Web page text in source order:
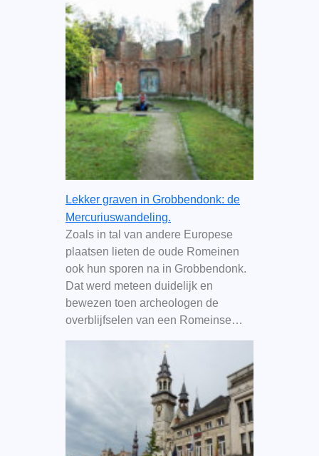
Lekker graven in Grobbendonk: de
Mercuriuswandeling.
Zoals in tal van andere Europese
plaatsen lieten de oude Romeinen
ook hun sporen na in Grobbendonk.
Dat werd meteen duidelijk en
bewezen toen archeologen de
overblijfselen van een Romeinse…